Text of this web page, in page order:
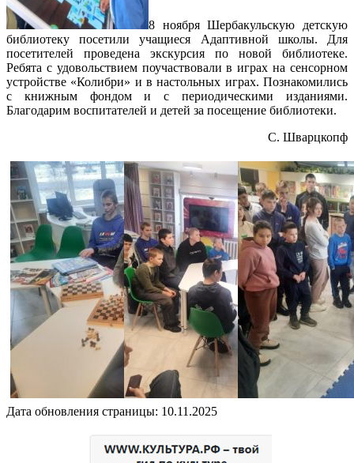
8 ноября Шербакульскую детскую
библиотеку посетили учащиеся Адаптивной школы. Для
посетителей проведена экскурсия по новой библиотеке.
Ребята с удовольствием поучаствовали в играх на сенсорном
устройстве «Колибри» и в настольных играх. Познакомились
с книжным фондом и с периодическими изданиями.
Благодарим воспитателей и детей за посещение библиотеки.
С. Шварцкопф
Дата обновления страницы: 10.11.2025